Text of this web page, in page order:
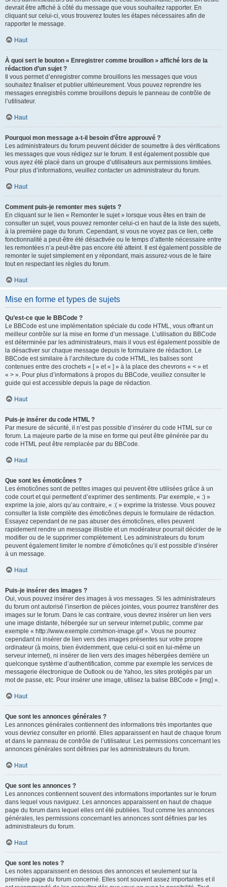
devrait être affiché à côté du message que vous souhaitez rapporter. En
cliquant sur celui-ci, vous trouverez toutes les étapes nécessaires afin de
rapporter le message.
Haut
À quoi sert le bouton « Enregistrer comme brouillon » affiché lors de la
rédaction d’un sujet ?
Il vous permet d’enregistrer comme brouillons les messages que vous
souhaitez finaliser et publier ultérieurement. Vous pouvez reprendre les
messages enregistrés comme brouillons depuis le panneau de contrôle de
l’utilisateur.
Haut
Pourquoi mon message a-t-il besoin d’être approuvé ?
Les administrateurs du forum peuvent décider de soumettre à des vérifications
les messages que vous rédigez sur le forum. Il est également possible que
vous ayez été placé dans un groupe d’utilisateurs aux permissions limitées.
Pour plus d’informations, veuillez contacter un administrateur du forum.
Haut
Comment puis-je remonter mes sujets ?
En cliquant sur le lien « Remonter le sujet » lorsque vous êtes en train de
consulter un sujet, vous pouvez remonter celui-ci en haut de la liste des sujets,
à la première page du forum. Cependant, si vous ne voyez pas ce lien, cette
fonctionnalité a peut-être été désactivée ou le temps d’attente nécessaire entre
les remontées n’a peut-être pas encore été atteint. Il est également possible de
remonter le sujet simplement en y répondant, mais assurez-vous de le faire
tout en respectant les règles du forum.
Haut
Mise en forme et types de sujets
Qu’est-ce que le BBCode ?
Le BBCode est une implémentation spéciale du code HTML, vous offrant un
meilleur contrôle sur la mise en forme d’un message. L’utilisation du BBCode
est déterminée par les administrateurs, mais il vous est également possible de
la désactiver sur chaque message depuis le formulaire de rédaction. Le
BBCode est similaire à l’architecture du code HTML, les balises sont
contenues entre des crochets « [ » et « ] » à la place des chevrons « < » et
« > ». Pour plus d’informations à propos du BBCode, veuillez consulter le
guide qui est accessible depuis la page de rédaction.
Haut
Puis-je insérer du code HTML ?
Par mesure de sécurité, il n’est pas possible d’insérer du code HTML sur ce
forum. La majeure partie de la mise en forme qui peut être générée par du
code HTML peut être remplacée par du BBCode.
Haut
Que sont les émoticônes ?
Les émoticônes sont de petites images qui peuvent être utilisées grâce à un
code court et qui permettent d’exprimer des sentiments. Par exemple, « :) »
exprime la joie, alors qu’au contraire, « :( » exprime la tristesse. Vous pouvez
consulter la liste complète des émoticônes depuis le formulaire de rédaction.
Essayez cependant de ne pas abuser des émoticônes, elles peuvent
rapidement rendre un message illisible et un modérateur pourrait décider de le
modifier ou de le supprimer complètement. Les administrateurs du forum
peuvent également limiter le nombre d’émoticônes qu’il est possible d’insérer
à un message.
Haut
Puis-je insérer des images ?
Oui, vous pouvez insérer des images à vos messages. Si les administrateurs
du forum ont autorisé l’insertion de pièces jointes, vous pourrez transférer des
images sur le forum. Dans le cas contraire, vous devrez insérer un lien vers
une image distante, hébergée sur un serveur internet public, comme par
exemple « http://www.exemple.com/mon-image.gif ». Vous ne pourrez
cependant ni insérer de lien vers des images présentes sur votre propre
ordinateur (à moins, bien évidemment, que celui-ci soit en lui-même un
serveur internet), ni insérer de lien vers des images hébergées derrière un
quelconque système d’authentification, comme par exemple les services de
messagerie électronique de Outlook ou de Yahoo, les sites protégés par un
mot de passe, etc. Pour insérer une image, utilisez la balise BBCode « [img] ».
Haut
Que sont les annonces générales ?
Les annonces générales contiennent des informations très importantes que
vous devriez consulter en priorité. Elles apparaissent en haut de chaque forum
et dans le panneau de contrôle de l’utilisateur. Les permissions concernant les
annonces générales sont définies par les administrateurs du forum.
Haut
Que sont les annonces ?
Les annonces contiennent souvent des informations importantes sur le forum
dans lequel vous naviguez. Les annonces apparaissent en haut de chaque
page du forum dans lequel elles ont été publiées. Tout comme les annonces
générales, les permissions concernant les annonces sont définies par les
administrateurs du forum.
Haut
Que sont les notes ?
Les notes apparaissent en dessous des annonces et seulement sur la
première page du forum concerné. Elles sont souvent assez importantes et il